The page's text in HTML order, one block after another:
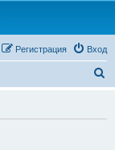
Вход
Регистрация